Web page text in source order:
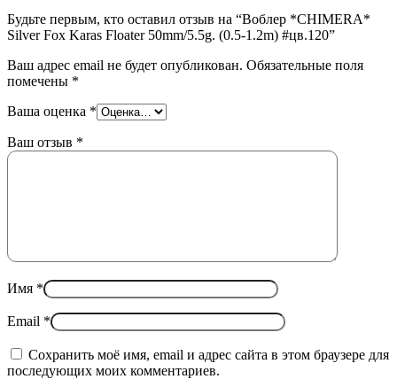
Будьте первым, кто оставил отзыв на “Воблер *CHIMERA*
Silver Fox Karas Floater 50mm/5.5g. (0.5-1.2m) #цв.120”
Ваш адрес email не будет опубликован. Обязательные поля
помечены *
Ваша оценка *
Ваш отзыв *
Имя *
Email *
Сохранить моё имя, email и адрес сайта в этом браузере для
последующих моих комментариев.